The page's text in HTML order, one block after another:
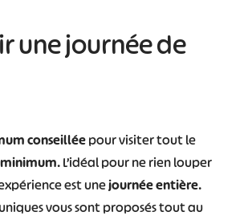
une journée de
conseilléepour visiter tout le
. L’idéal pour ne rien louper
est unejournée entière.
vous sont proposés tout au